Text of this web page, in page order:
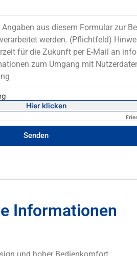
aus diesem Formular zur
werden. (Pflichtfeld)
für die Zukunft per E-Mail an
zum Umgang mit
Hier klicken
Senden
Informationen